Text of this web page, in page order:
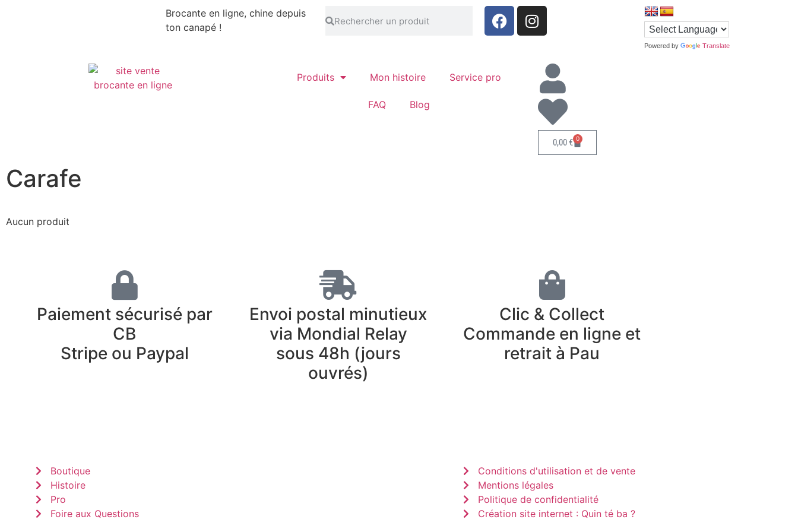
Brocante en ligne, chine depuis
ton canapé !
Powered by Translate
Produits Mon histoire Service pro
FAQ Blog
0,00€ 0
Carafe
Aucun produit
Paiement sécurisé par
CB
Stripe ou Paypal
Envoi postal minutieux
via Mondial Relay
sous 48h (jours
ouvrés)
Clic & Collect
Commande en ligne et
retrait à Pau
Boutique
Histoire
Pro
Foire aux Questions
Conditions d'utilisation et de vente
Mentions légales
Politique de confidentialité
Création site internet : Quin té ba ?